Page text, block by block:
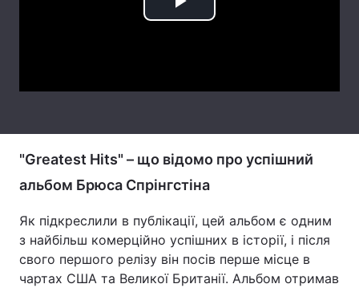
Послуги
Play
"Greatest Hits" – що відомо про успішний
альбом Брюса Спрінгстіна
Як підкреслили в публікації, цей альбом є одним
з найбільш комерційно успішних в історії, і після
свого першого релізу він посів перше місце в
чартах США та Великої Британії. Альбом отримав